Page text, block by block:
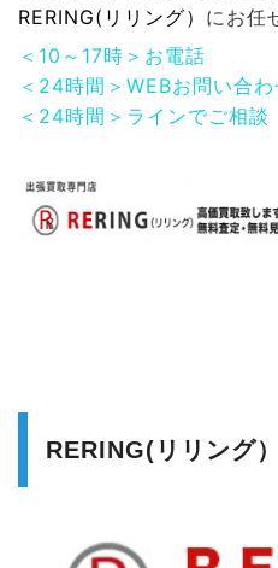
RERING(リリング） にお任
＜10～17時＞お電話
＜24時間＞WEBお問い合わ
＜24時間＞ラインでご相談
RERING(リリング